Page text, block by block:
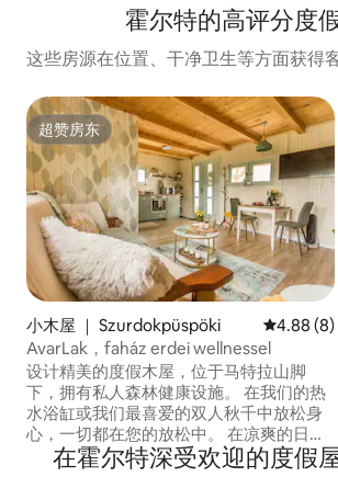
霍尔特的高评分度
这些房源在位置、干净卫生等方面获得
超赞房东
超赞房东
小木屋 ｜ Szurdokpüspöki 平均评分
4.88 (8)
AvarLak，faház erdei wellnessel
设计精美的度假木屋，位于马特拉山脚
下，拥有私人森林健康设施。 在我们的热
水浴缸或我们最喜爱的双人秋千中放松身
心，一切都在您的放松中。 在凉爽的日子
里，尽情享受我们的木柴芬兰桑拿浴。 我
们的两层小屋在一楼，我们欢迎您来到一
在霍尔特深受欢迎的度假